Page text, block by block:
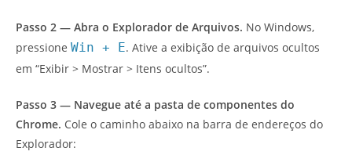
Passo 2 — Abra o Explorador de Arquivos. No Windows,
pressione Win + E. Ative a exibição de arquivos ocultos
em “Exibir > Mostrar > Itens ocultos”.
Passo 3 — Navegue até a pasta de componentes do
Chrome. Cole o caminho abaixo na barra de endereços do
Explorador: